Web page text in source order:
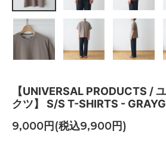
【UNIVERSAL PRODUCTS /
クツ】 S/S T-SHIRTS -
9,000円(税込9,900円)